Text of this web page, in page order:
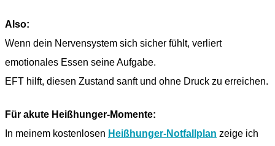
Also:
Wenn dein Nervensystem sich sicher fühlt, verliert
emotionales Essen seine Aufgabe.
EFT hilft, diesen Zustand sanft und ohne Druck zu erreichen.
Für akute Heißhunger-Momente:
In meinem kostenlosen Heißhunger-Notfallplan zeige ich